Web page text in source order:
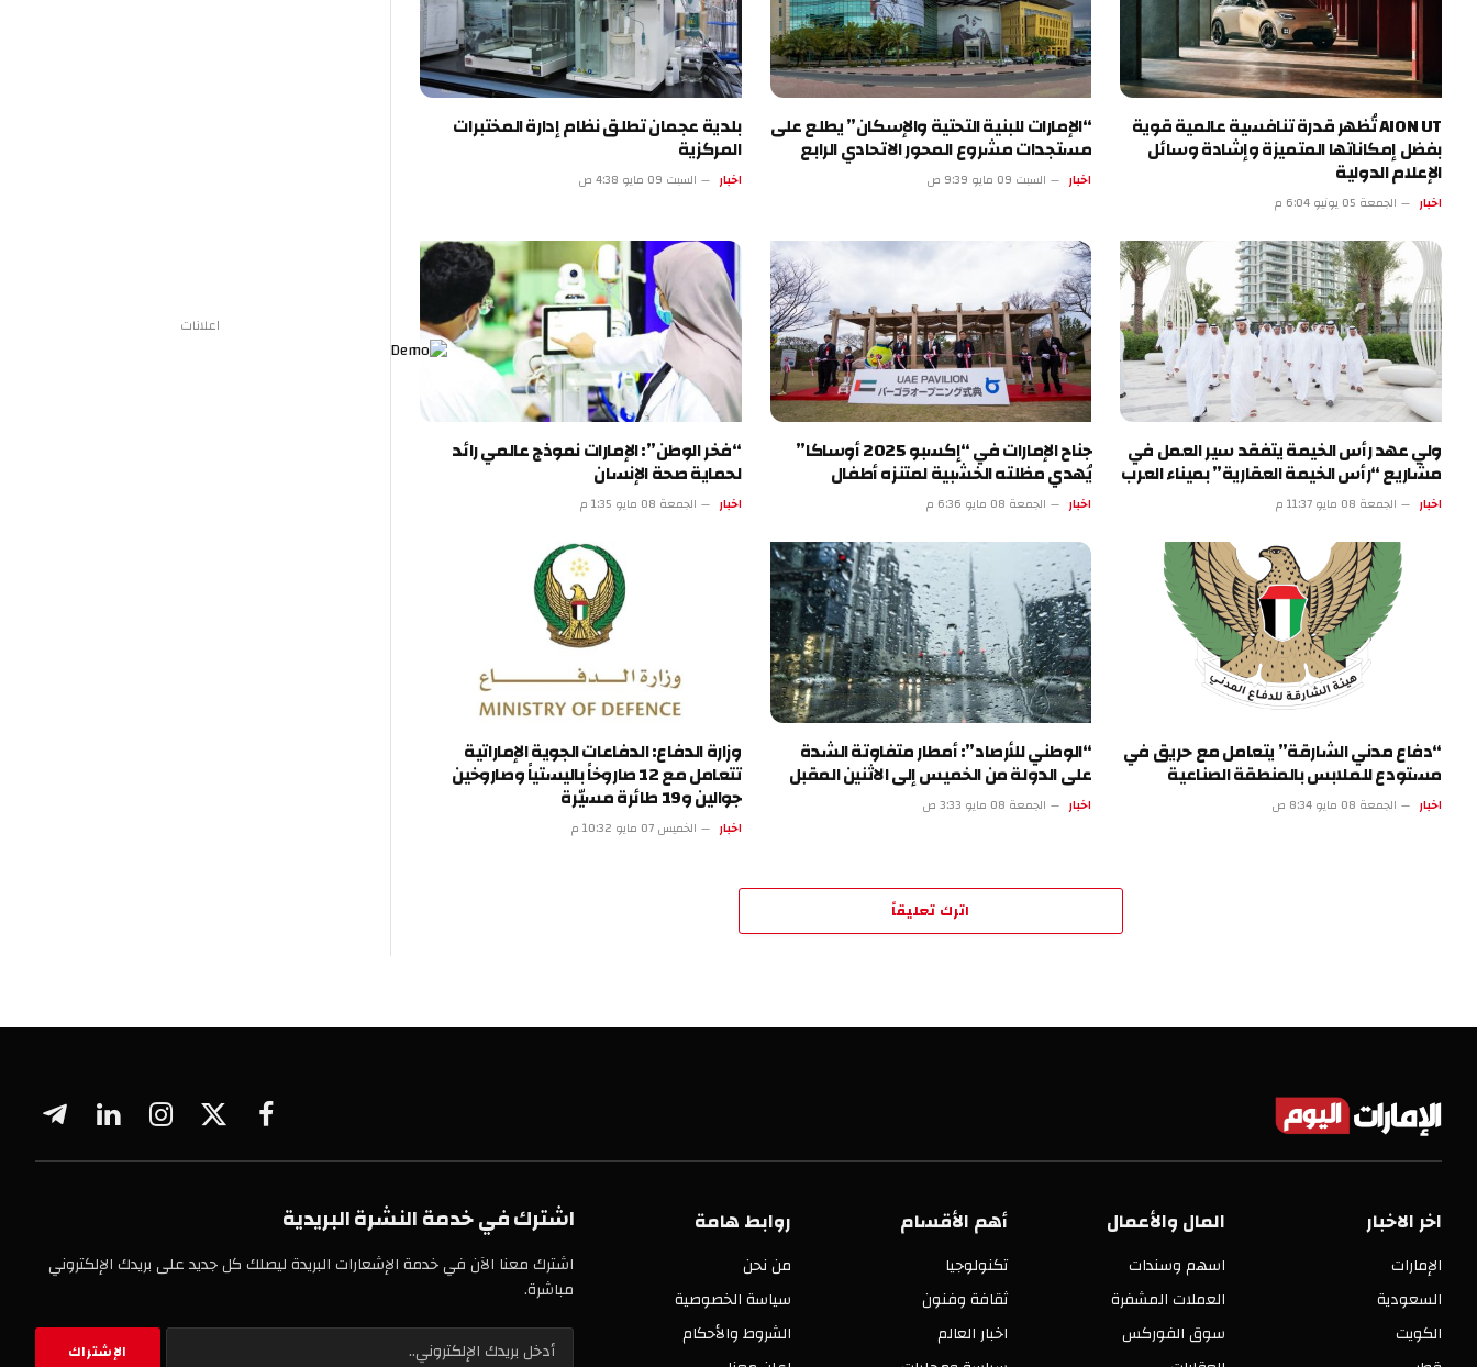
AION UT تُظهر قدرة تنافسية عالمية قوية
بفضل إمكاناتها المتميزة وإشادة وسائل
الإعلام الدولية
اخبار الجمعة 05 يونيو 6:04 م
“الإمارات للبنية التحتية والإسكان” يطلع على
مستجدات مشروع المحور الاتحادي الرابع
اخبار السبت 09 مايو 9:39 ص
بلدية عجمان تطلق نظام إدارة المختبرات
المركزية
اخبار السبت 09 مايو 4:38 ص
ولي عهد رأس الخيمة يتفقد سير العمل في
مشاريع “رأس الخيمة العقارية” بميناء العرب
اخبار الجمعة 08 مايو 11:37 م
جناح الإمارات في “إكسبو 2025 أوساكا”
يُهدي مظلته الخشبية لمتنزه أطفال
اخبار الجمعة 08 مايو 6:36 م
“فخر الوطن”: الإمارات نموذج عالمي رائد
لحماية صحة الإنسان
اخبار الجمعة 08 مايو 1:35 م
“دفاع مدني الشارقة” يتعامل مع حريق في
مستودع للملابس بالمنطقة الصناعية
اخبار الجمعة 08 مايو 8:34 ص
“الوطني للأرصاد”: أمطار متفاوتة الشدة
على الدولة من الخميس إلى الاثنين المقبل
اخبار الجمعة 08 مايو 3:33 ص
وزارة الدفاع: الدفاعات الجوية الإماراتية
تتعامل مع 12 صاروخاً باليستياً وصاروخين
جوالين و19 طائرة مسيّرة
اخبار الخميس 07 مايو 10:32 م
اترك تعليقاً
اعلانات
فيسبوكX
الانستغراملينكدإنتيلقرام
اخر الاخبار
الإمارات
السعودية
الكويت
المال والأعمال
اسهم وسندات
العملات المشفرة
سوق الفوركس
أهم الأقسام
تكنولوجيا
ثقافة وفنون
اخبار العالم
روابط هامة
من نحن
سياسة الخصوصية
الشروط والأحكام
اشترك في خدمة النشرة البريدية
اشترك معنا الآن في خدمة الإشعارات البريدة ليصلك كل جديد على بريدك الإلكتروني
مباشرة.